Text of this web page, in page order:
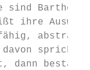
sind
ihre
abstrakt
davon
dann